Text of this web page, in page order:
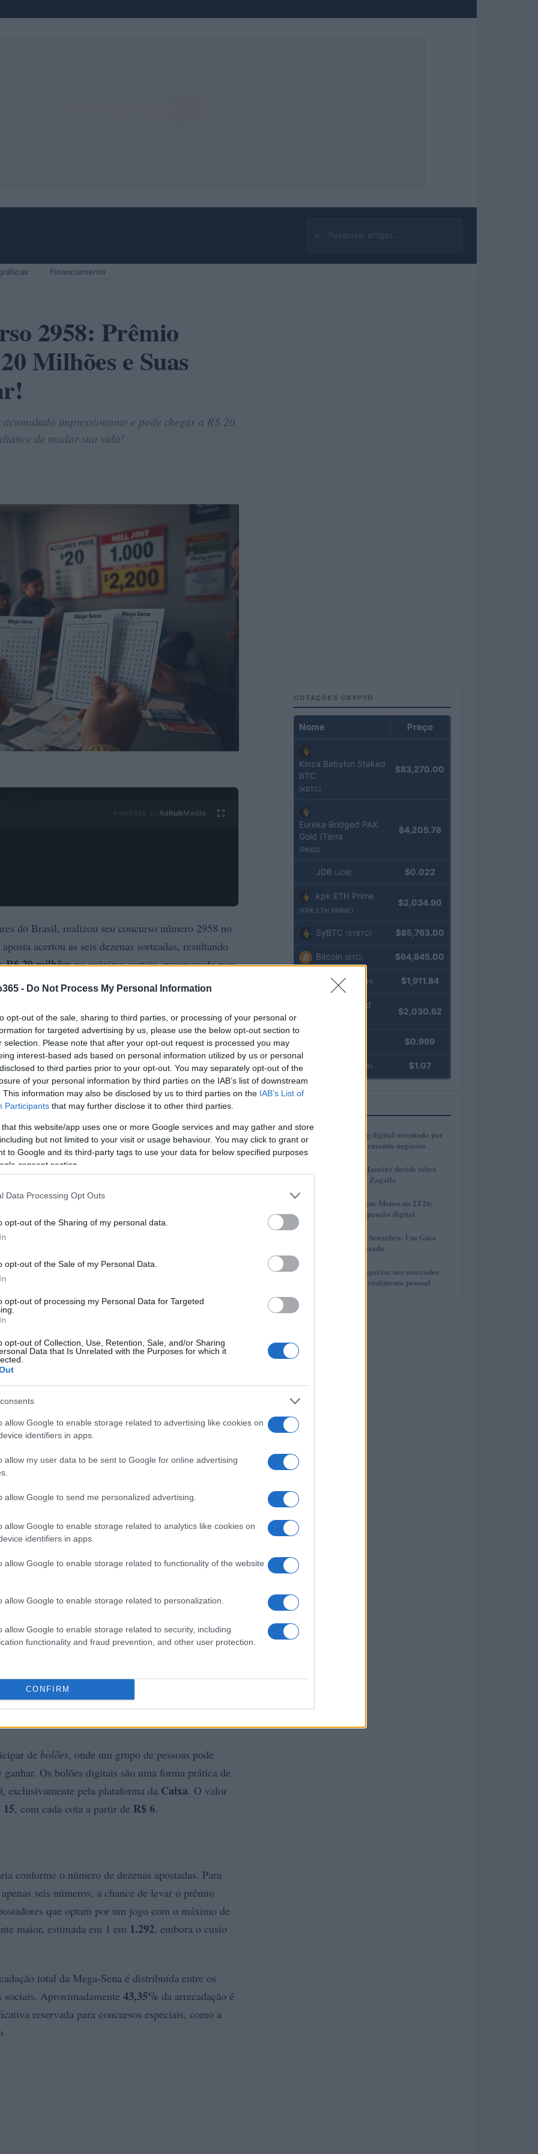
- Do Not Process My Personal Information
opt-out of the sale, sharing to third parties, or processing of your personal or
for targeted advertising by us, please use the below opt-out section to
selection. Please note that after your opt-out request is processed you may
interest-based ads based on personal information utilized by us or personal
to third parties prior to your opt-out. You may separately opt-out of the
of your personal information by third parties on the IAB’s list of downstream
This information may also be disclosed by us to third parties on the IAB’s List of
Participants that may further disclose it to other third parties.
that this website/app uses one or more Google services and may gather and store
but not limited to your visit or usage behaviour. You may click to grant or
to Google and its third-party tags to use your data for below specified purposes
consent section.
Data Processing Opt Outs
opt-out of the Sharing of my personal data.
opt-out of the Sale of my Personal Data.
opt-out of processing my Personal Data for Targeted
opt-out of Collection, Use, Retention, Sale, and/or Sharing
Data that Is Unrelated with the Purposes for which it
allow Google to enable storage related to advertising like cookies on
identifiers in apps.
allow my user data to be sent to Google for online advertising
allow Google to send me personalized advertising.
allow Google to enable storage related to analytics like cookies on
identifiers in apps.
allow Google to enable storage related to functionality of the website
allow Google to enable storage related to personalization.
allow Google to enable storage related to security, including
functionality and fraud prevention, and other user protection.
CONFIRM
⌕
Buscar
Financiamento
2958: Prêmio
Milhões e Suas
impressionante e pode chegar a R$ 20
de mudar sua vida!
Ad hubMedia
do Brasil, realizou seu concurso número 2958 no
acertou as seis dezenas sorteadas, resultando
R$ 20 milhõesno próximo sorteio, programado para
,42
ao acertar cinco ou quatro números.
disso,6.825 apostasconseguiram acertar quatro
da sorte não ter sorrido para todos, existem muitas
podem fazer suas apostas em qualquer lotérica
Econômica Federal . As apostas são aceitas até às
em marcar seis números, custa apenas
de bolões, onde um grupo de pessoas pode
ganhar. Os bolões digitais são uma forma prática de
exclusivamente pela plataforma da Caixa. O valor
15, com cada cota a partir de R$ 6.
conforme o número de dezenas apostadas. Para
seis números, a chance de levar o prêmio
que optam por um jogo com o máximo de
maior, estimada em 1 em 1.292, embora o custo
total da Mega-Sena é distribuída entre os
sociais. Aproximadamente 43,35% da arrecadação é
reservada para concursos especiais, como a
COTAÇÕES CRYPTO
Nome Preço
Kinza Babylon Staked
BTC
(KBTC)
$83,270.00
Eureka Bridged PAX
Gold (Terra
(PAXG)
$4,205.78
JDB (JDB) $0.022
kpk ETH Prime
(KPK ETH PRIME)
$2,034.90
SyBTC (SYBTC) $85,763.00
Bitcoin (BTC) $64,845.00
Ethereum (ETH) $1,911.84
kpk ETH Yield
$2,030.62
$0.999
(USDEX) $1.07
1
Como o marketing digital orientado por
dados está transformando negócios
2
Justiça do Rio de Janeiro decide sobre
divisão de bens de Zagallo
3
Resultados da Pague Menos no 2T26:
lucro, receita e expansão digital
Taxas de CDB em Setembro: Um Guia
Completo e Atualizado
5
Descubra como negociar nos mercados
financeiros sem investimento pessoal